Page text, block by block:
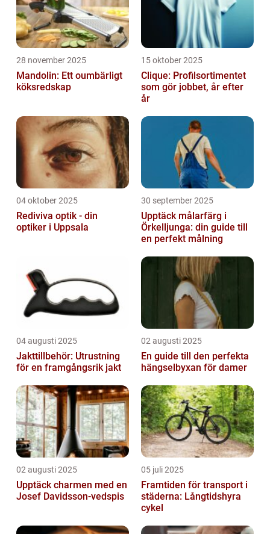
28 november 2025
Mandolin: Ett oumbärligt
köksredskap
15 oktober 2025
Clique: Profilsortimentet
som gör jobbet, år efter
år
04 oktober 2025
Rediviva optik - din
optiker i Uppsala
30 september 2025
Upptäck målarfärg i
Örkelljunga: din guide till
en perfekt målning
04 augusti 2025
Jakttillbehör: Utrustning
för en framgångsrik jakt
02 augusti 2025
En guide till den perfekta
hängselbyxan för damer
02 augusti 2025
Upptäck charmen med en
Josef Davidsson-vedspis
05 juli 2025
Framtiden för transport i
städerna: Långtidshyra
cykel